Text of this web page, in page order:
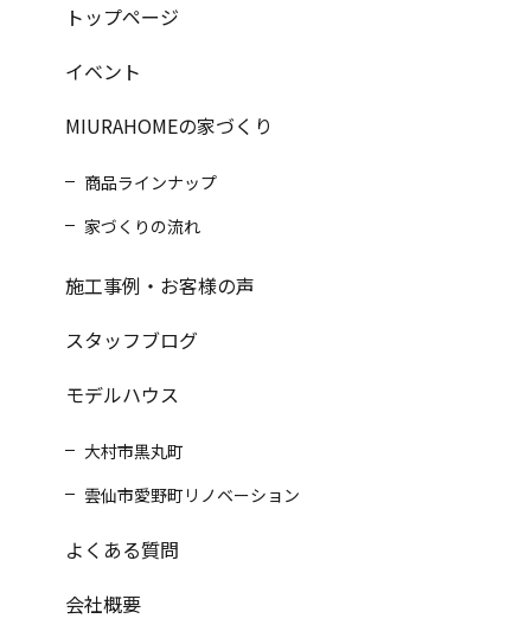
トップページ
イベント
MIURAHOMEの家づくり
商品ラインナップ
家づくりの流れ
施工事例・お客様の声
スタッフブログ
モデルハウス
大村市黒丸町
雲仙市愛野町リノベーション
よくある質問
会社概要